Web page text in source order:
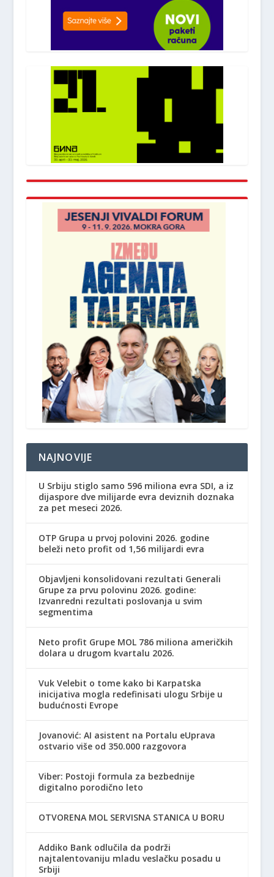
NAJNOVIJE
U Srbiju stiglo samo 596 miliona evra SDI, a iz
dijaspore dve milijarde evra deviznih doznaka
za pet meseci 2026.
OTP Grupa u prvoj polovini 2026. godine
beleži neto profit od 1,56 milijardi evra
Objavljeni konsolidovani rezultati Generali
Grupe za prvu polovinu 2026. godine:
Izvanredni rezultati poslovanja u svim
segmentima
Neto profit Grupe MOL 786 miliona američkih
dolara u drugom kvartalu 2026.
Vuk Velebit o tome kako bi Karpatska
inicijativa mogla redefinisati ulogu Srbije u
budućnosti Evrope
Jovanović: AI asistent na Portalu eUprava
ostvario više od 350.000 razgovora
Viber: Postoji formula za bezbednije
digitalno porodično leto
OTVORENA MOL SERVISNA STANICA U BORU
Addiko Bank odlučila da podrži
najtalentovaniju mladu veslačku posadu u
Srbiji